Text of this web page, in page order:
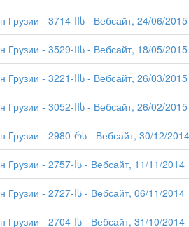
Грузии - 3714-IIს - Вебсайт, 24/06/2015
Грузии - 3529-IIს - Вебсайт, 18/05/2015
Грузии - 3221-IIს - Вебсайт, 26/03/2015
Грузии - 3052-IIს - Вебсайт, 26/02/2015
Грузии - 2980-რს - Вебсайт, 30/12/2014
Грузии - 2757-Iს - Вебсайт, 11/11/2014
Грузии - 2727-Iს - Вебсайт, 06/11/2014
Грузии - 2704-Iს - Вебсайт, 31/10/2014